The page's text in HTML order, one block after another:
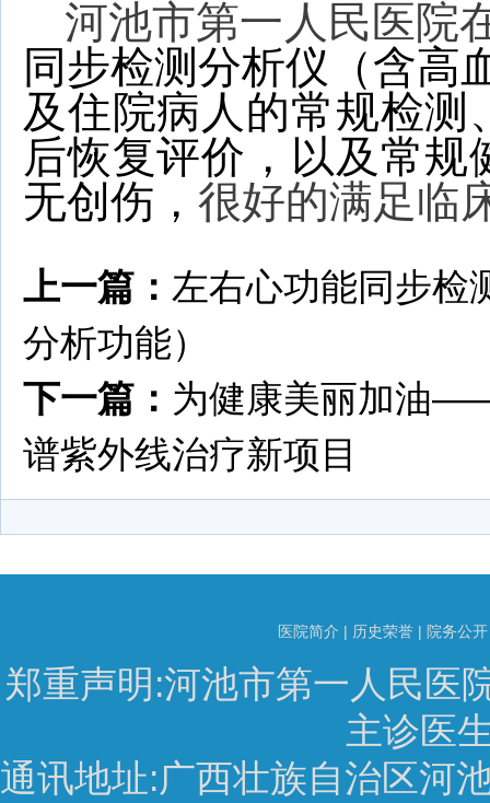
河池市第一人民医院
同步检测分析仪（含高
及住院病人的常规检
后恢复评价，以及常
无创伤， 很好的满足临
上一篇： 左右心功能同步检
分析功能）
下一篇： 为健康美丽加油
谱紫外线治疗新项目
医院简介 | 历史荣誉 | 院务公开
郑重声明:河池市第一人民医
主诊医
通讯地址:广西壮族自治区河